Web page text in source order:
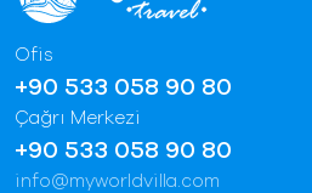
Ofis
+90 533 058 90 80
Çağrı Merkezi
+90 533 058 90 80
info@myworldvilla.com